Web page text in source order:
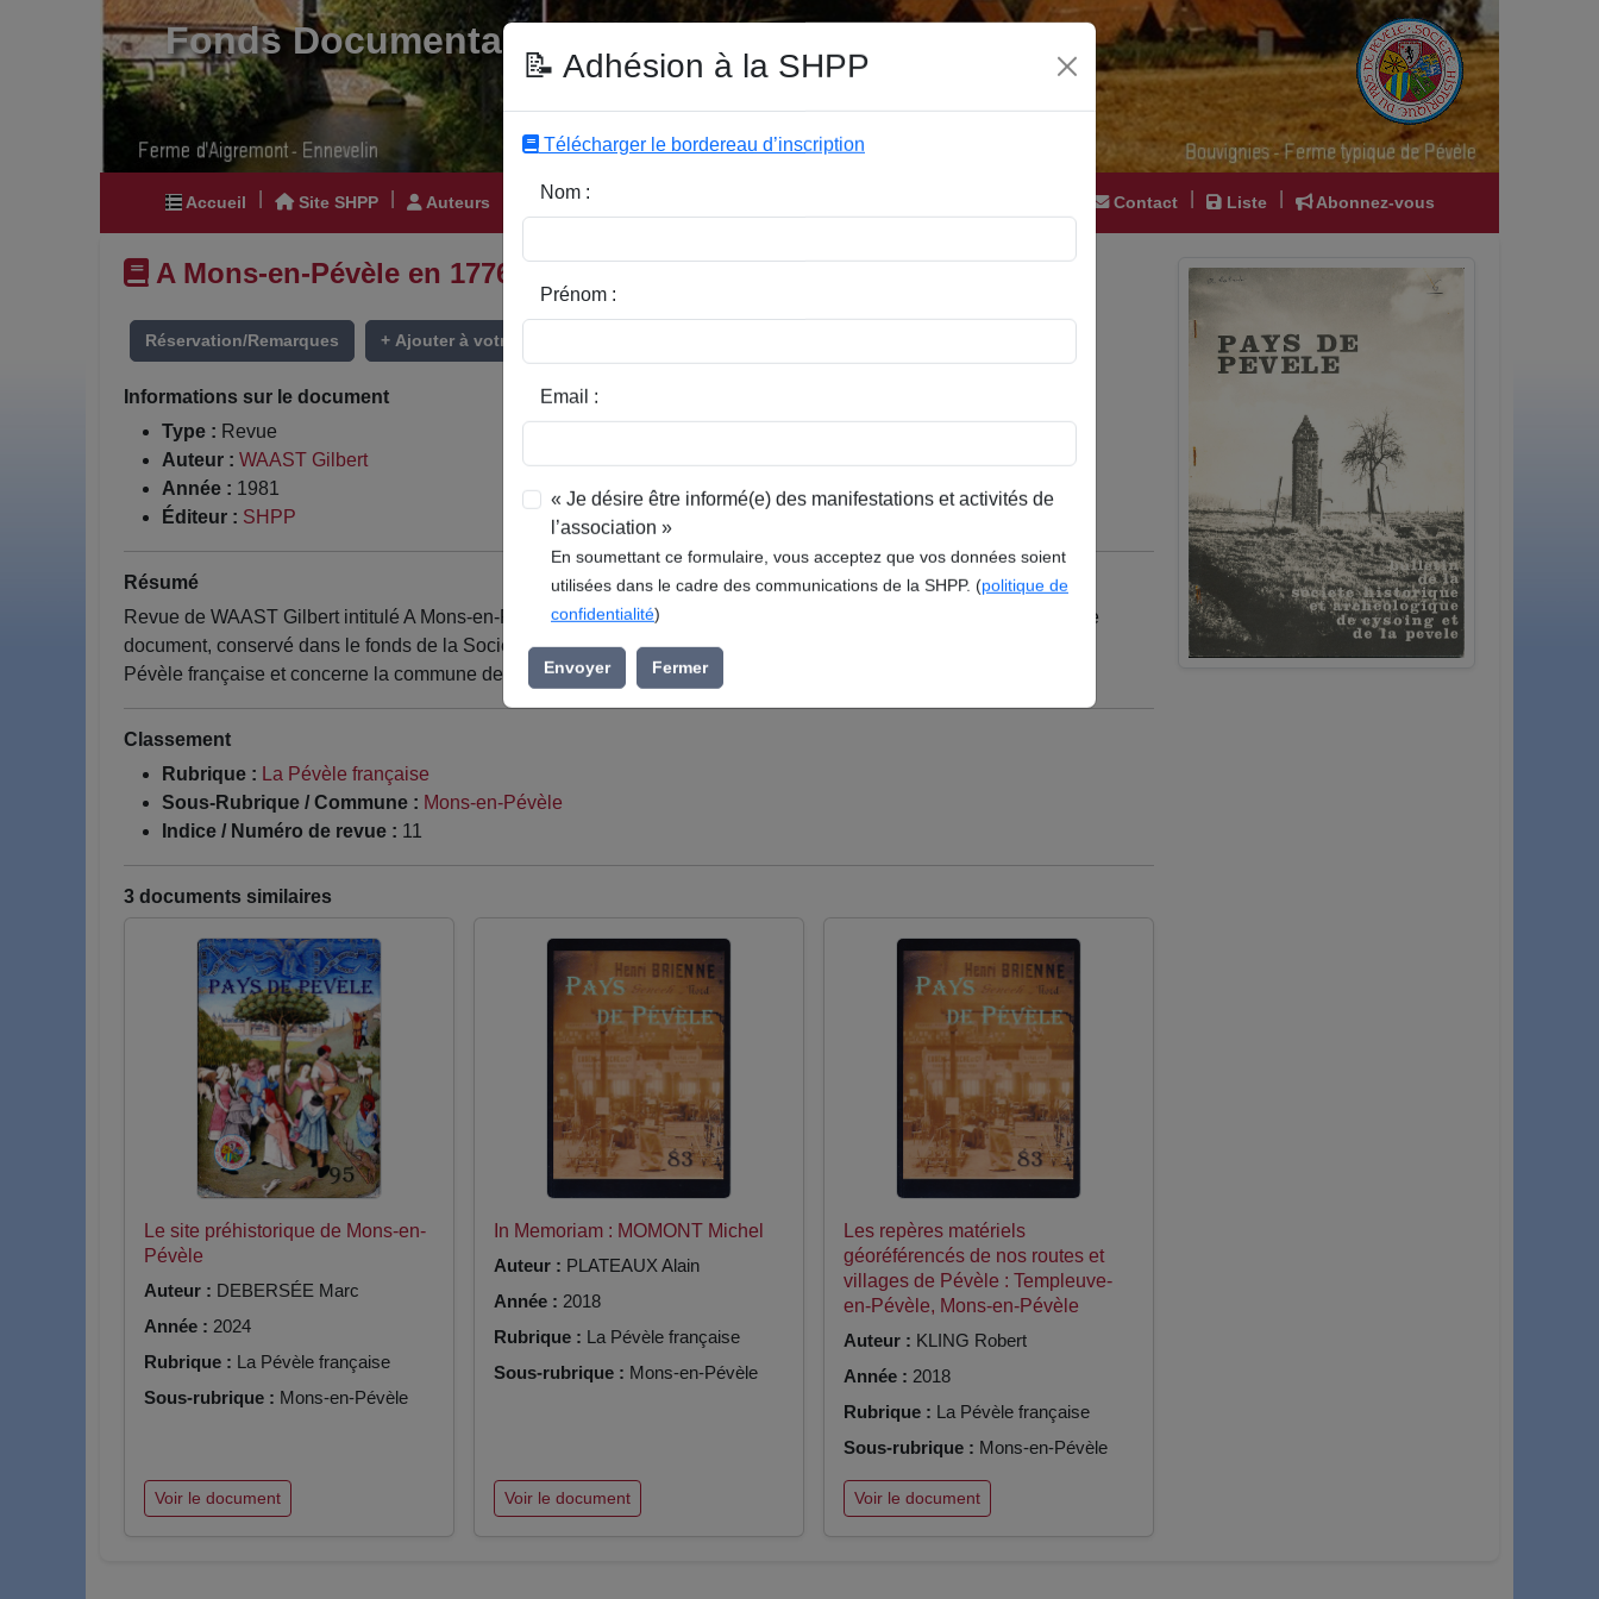
Fonds Documentaire SHPP
Accueil Site SHPP Auteurs Editeurs Contact Liste Abonnez-vous
A Mons-en-Pévèle en 1776 : Faut-il refondre la grosse cloche?
Réservation/Remarques + Ajouter à votre liste
Informations sur le document
Type : Revue
Auteur : WAAST Gilbert
Année : 1981
Éditeur : SHPP
Résumé
Revue de WAAST Gilbert intitulé A Mons-en-Pévèle en 1776 : Faut-il refondre la grosse cloche?, publié en 1981. Ce
document, conservé dans le fonds de la Société Historique du Pays de Pévèle (SHPP), s’inscrit dans la rubrique La
Pévèle française et concerne la commune de Mons-en-Pévèle.
Classement
Rubrique : La Pévèle française
Sous-Rubrique / Commune : Mons-en-Pévèle
Indice / Numéro de revue : 11
3 documents similaires
Le site préhistorique de Mons-en-
Pévèle
Auteur : DEBERSÉE Marc
Année : 2024
Rubrique : La Pévèle française
Sous-rubrique : Mons-en-Pévèle
Voir le document
In Memoriam : MOMONT Michel
Auteur : PLATEAUX Alain
Année : 2018
Rubrique : La Pévèle française
Sous-rubrique : Mons-en-Pévèle
Voir le document
Les repères matériels
géoréférencés de nos routes et
villages de Pévèle : Templeuve-
en-Pévèle, Mons-en-Pévèle
Auteur : KLING Robert
Année : 2018
Rubrique : La Pévèle française
Sous-rubrique : Mons-en-Pévèle
Voir le document
📝 Adhésion à la SHPP
Télécharger le bordereau d’inscription
Nom :
Prénom :
Email :
« Je désire être informé(e) des manifestations et activités de
l’association »
En soumettant ce formulaire, vous acceptez que vos données soient
utilisées dans le cadre des communications de la SHPP. (politique de
confidentialité)
Envoyer Fermer